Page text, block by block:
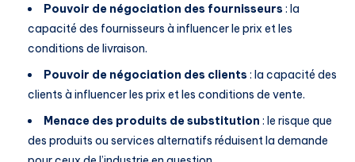
Pouvoir de négociation des fournisseurs : la
capacité des fournisseurs à influencer le prix et les
conditions de livraison.
Pouvoir de négociation des clients : la capacité des
clients à influencer les prix et les conditions de vente.
Menace des produits de substitution : le risque que
des produits ou services alternatifs réduisent la demande